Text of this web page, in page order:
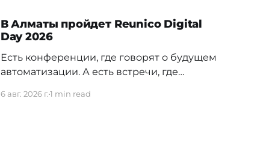
В Алматы пройдет Reunico Digital
Day 2026
Есть конференции, где говорят о будущем
автоматизации. А есть встречи, где
внутри реальных компаний. 24 сентября в
6 авг. 2026 г.1 min read